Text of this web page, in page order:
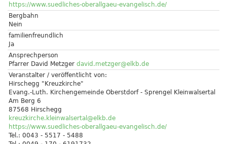
https://www.suedliches-oberallgaeu-evangelisch.de/
Bergbahn
Nein
familienfreundlich
Ja
Ansprechperson
Pfarrer David Metzger david.metzger@elkb.de
Veranstalter / veröffentlicht von:
Hirschegg "Kreuzkirche"
Evang.-Luth. Kirchengemeinde Oberstdorf - Sprengel Kleinwalsertal
Am Berg 6
87568 Hirschegg
kreuzkirche.kleinwalsertal@elkb.de
https://www.suedliches-oberallgaeu-evangelisch.de/
Tel.: 0043 - 5517 - 5488